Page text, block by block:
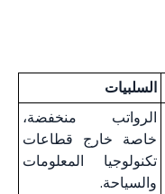
السلبيات
الرواتب منخفضة،
خاصة خارج قطاعات
تكنولوجيا المعلومات
والسياحة.